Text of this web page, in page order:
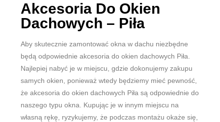
Akcesoria Do Okien
Dachowych – Piła
Aby skutecznie zamontować okna w dachu niezbędne
będą odpowiednie akcesoria do okien dachowych Piła.
Najlepiej nabyć je w miejscu, gdzie dokonujemy zakupu
samych okien, ponieważ wtedy będziemy mieć pewność,
że akcesoria do okien dachowych Piła są odpowiednie do
naszego typu okna. Kupując je w innym miejscu na
własną rękę, ryzykujemy, że podczas montażu okaże się,